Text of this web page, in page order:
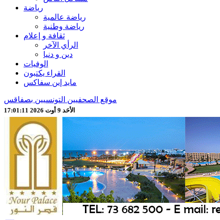
رياضة
رياضة عالمية
رياضة وطنية
ثقافة و إعلام
الرأي الآخر
دين و دنيا
الوفيات
القراء يكتبون
مايد إين سفاكس
موقع الصحفيين التونسيين بصفاقس
الأحَد 9 أوت 2026 17:01:13